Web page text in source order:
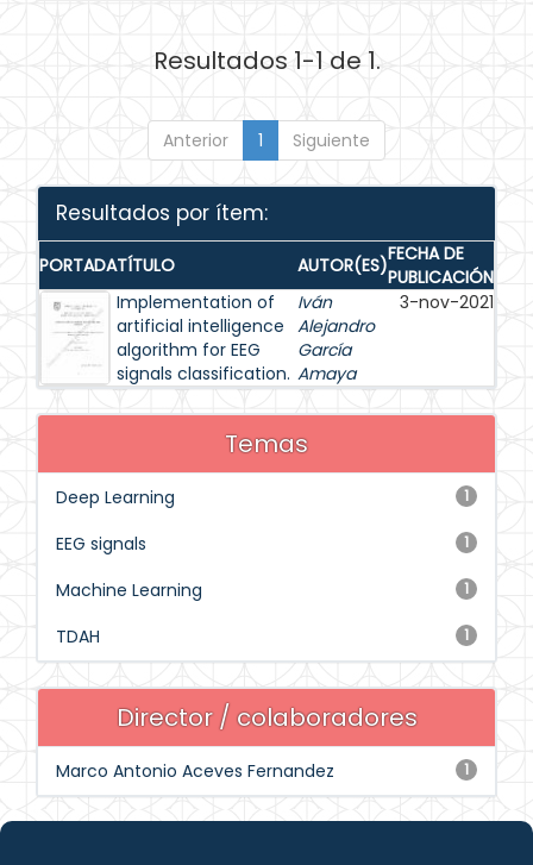
Resultados 1-1 de 1.
Anterior 1 Siguiente
Resultados por ítem:
PORTADATÍTULO AUTOR(ES)FECHA DE
PUBLICACIÓN
Implementation of
artificial intelligence
algorithm for EEG
signals classification.
Iván
Alejandro
García
Amaya
3-nov-2021
Temas
1
Deep Learning
1
EEG signals
1
Machine Learning
1
TDAH
Director / colaboradores
1
Marco Antonio Aceves Fernandez